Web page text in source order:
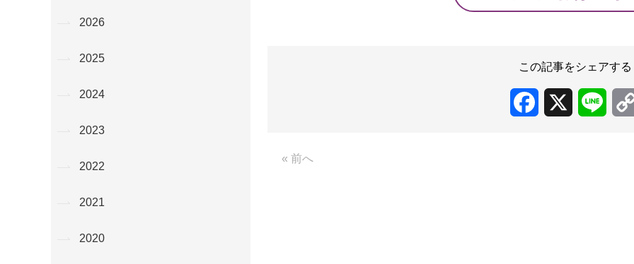
この記事をシェアする
Facebook Line
« 前へ
2026
2025
2024
2023
2022
2021
2020